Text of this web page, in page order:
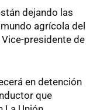
dejando las
agrícola del
presidente de
en detención
que